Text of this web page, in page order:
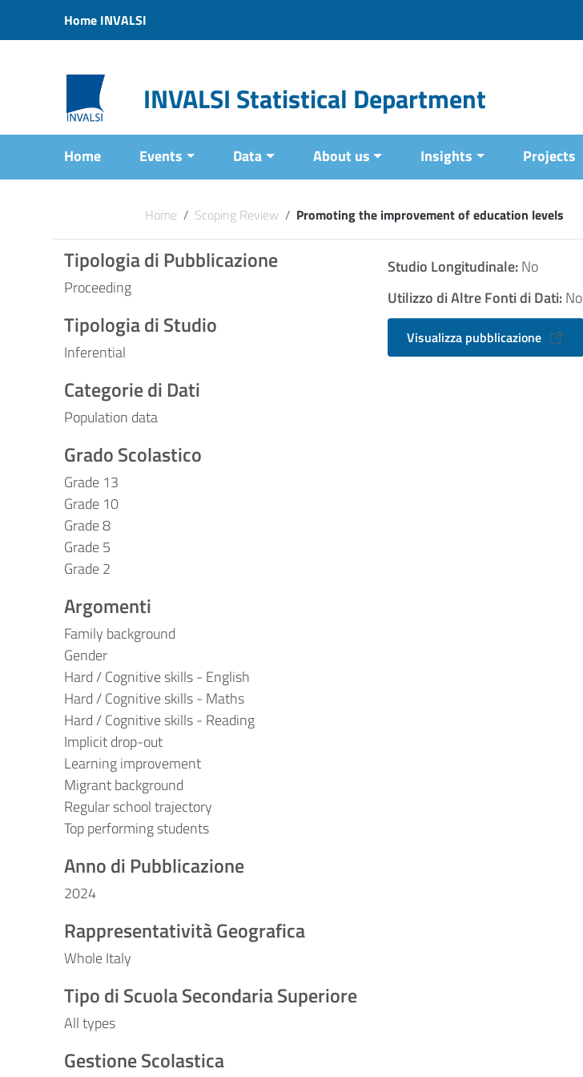
Vai al menu di navigazione
Home INVALSI
INVALSI Statistical Department
Home Events Data About us Insights Projects
Home / Scoping Review / Promoting the improvement of education levels
Tipologia di Pubblicazione
Proceeding
Tipologia di Studio
Inferential
Categorie di Dati
Population data
Grado Scolastico
Grade 13
Grade 10
Grade 8
Grade 5
Grade 2
Argomenti
Family background
Gender
Hard / Cognitive skills - English
Hard / Cognitive skills - Maths
Hard / Cognitive skills - Reading
Implicit drop-out
Learning improvement
Migrant background
Regular school trajectory
Top performing students
Anno di Pubblicazione
2024
Rappresentatività Geografica
Whole Italy
Tipo di Scuola Secondaria Superiore
All types
Gestione Scolastica
Studio Longitudinale:No
Utilizzo di Altre Fonti di Dati:No
Visualizza pubblicazione